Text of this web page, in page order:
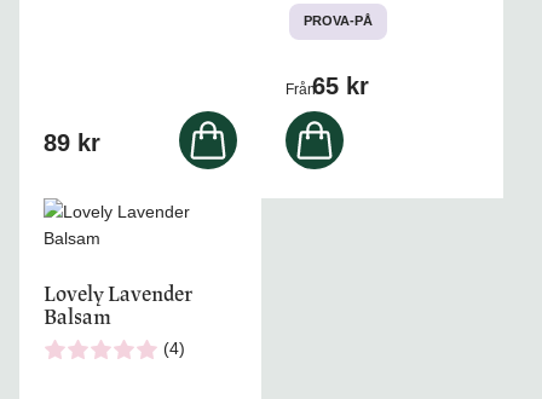
89 kr
Från65 kr
PROVA-PÅ
Lovely Lavender
Balsam
(4)
Den
här
har
flera
varianter.